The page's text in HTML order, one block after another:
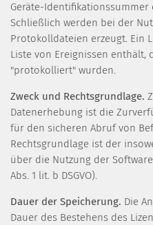
Geräte-
Schließlich werden bei der
Protokolldateien erzeugt. Ein
Liste von Ereignissen enthält,
"protokolliert" wurden.
Zweck und Rechtsgrundlage.
Datenerhebung ist die
für den sicheren Abruf von
Rechtsgrundlage ist der
über die Nutzung der
Abs. 1 lit. b DSGVO).
Dauer der Speicherung. Die
Dauer des Bestehens des